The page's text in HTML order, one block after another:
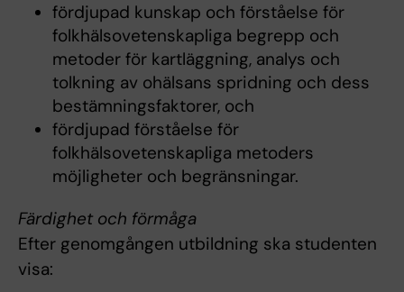
fördjupad kunskap och förståelse för
folkhälsovetenskapliga begrepp och
metoder för kartläggning, analys och
tolkning av ohälsans spridning och dess
bestämningsfaktorer, och
fördjupad förståelse för
folkhälsovetenskapliga metoders
möjligheter och begränsningar.
Färdighet och förmåga
Efter genomgången utbildning ska studenten
visa: